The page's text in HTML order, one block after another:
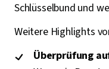
Schlüsselbund und
Weitere Highlights
Überprüfung